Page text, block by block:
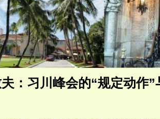
： 习川峰会的“规定动作”